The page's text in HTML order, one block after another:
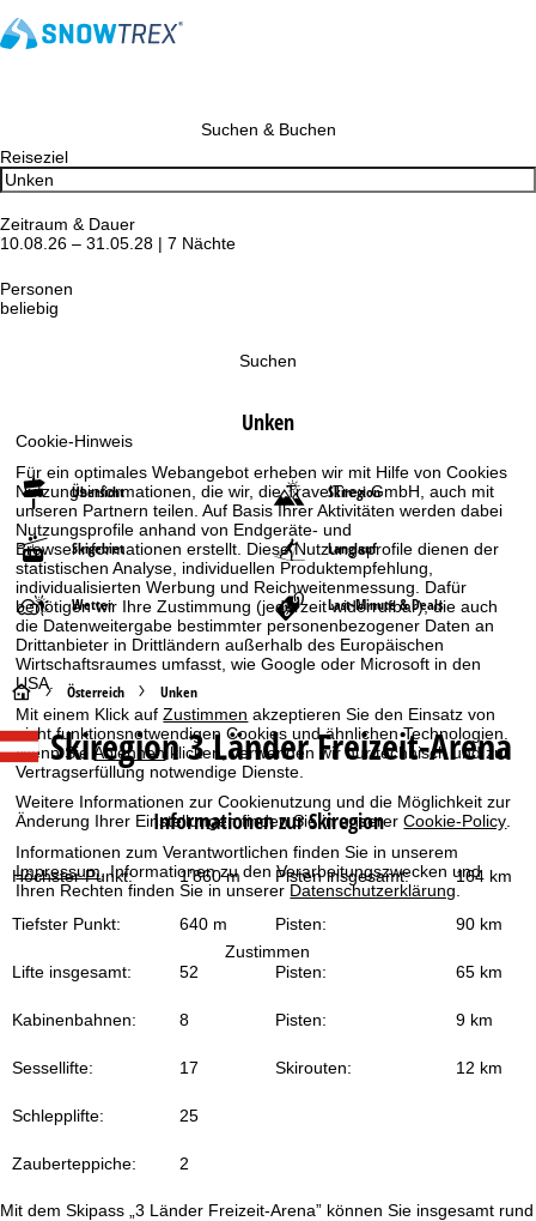
Cookie-Hinweis
Für ein optimales Webangebot erheben wir mit Hilfe von Cookies
Nutzungsinformationen, die wir, die TravelTrex GmbH, auch mit
unseren Partnern teilen. Auf Basis Ihrer Aktivitäten werden dabei
Nutzungsprofile anhand von Endgeräte- und
Browserinformationen erstellt. Diese Nutzungsprofile dienen der
statistischen Analyse, individuellen Produktempfehlung,
individualisierten Werbung und Reichweitenmessung. Dafür
benötigen wir Ihre Zustimmung (jederzeit widerrufbar), die auch
die Datenweitergabe bestimmter personenbezogener Daten an
Drittanbieter in Drittländern außerhalb des Europäischen
Wirtschaftsraumes umfasst, wie Google oder Microsoft in den
USA.
Mit einem Klick aufZustimmen akzeptieren Sie den Einsatz von
nicht funktionsnotwendigen Cookies und ähnlichen Technologien.
Wenn Sie Ablehnenklicken, verwenden wir nur technisch und zur
Vertragserfüllung notwendige Dienste.
Weitere Informationen zur Cookienutzung und die Möglichkeit zur
Änderung Ihrer Einstellungen finden Sie in unsererCookie-Policy
Informationen zum Verantwortlichen finden Sie in unserem
Impressum. Informationen zu den Verarbeitungszwecken und
Ihren Rechten finden Sie in unserer Datenschutzerklärung
Zustimmen
Suchen & Buchen
Reiseziel
Zeitraum & Dauer
10.08.26 – 31.05.28 | 7 Nächte
Personen
beliebig
Suchen
Unken
Übersicht Skiregion
Skigebiet Langlauf
Wetter Last-Minute & Deals
S
t
t
s
Österreich Unken
Skiregion 3 Länder Freizeit-Arena
Informationen zur Skiregion
Höchster Punkt: 1’860 m Pisten insgesamt: 164 km
Tiefster Punkt: 640 m Pisten: 90 km
Lifte insgesamt: 52 Pisten: 65 km
Kabinenbahnen: 8 Pisten: 9 km
Sessellifte: 17 Skirouten: 12 km
Schlepplifte: 25
Zauberteppiche: 2
Mit dem Skipass „3 Länder Freizeit-Arena” können Sie insgesamt rund